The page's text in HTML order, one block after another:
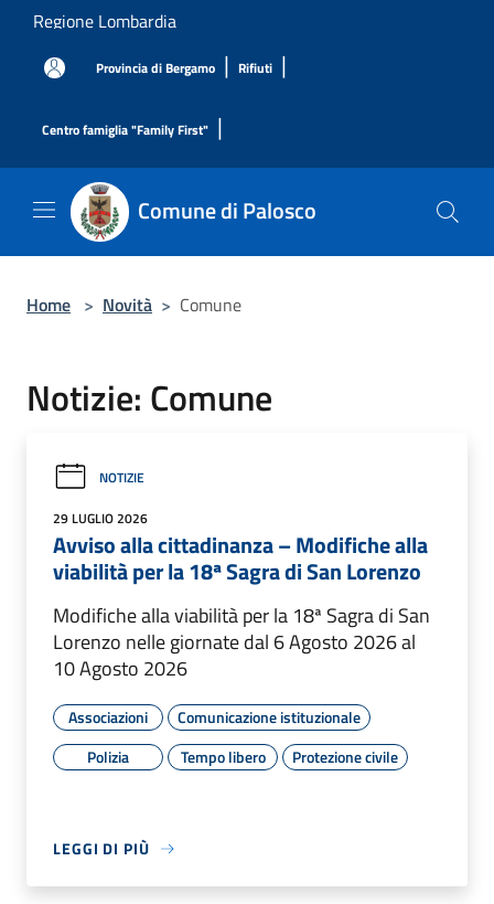
Salta al contenuto principale
Regione Lombardia
Provincia di Bergamo | Rifiuti |
Centro famiglia "Family First" |
Comune di Palosco
Home > Novità > Comune
Notizie: Comune
NOTIZIE
29 LUGLIO 2026
Avviso alla cittadinanza – Modifiche alla
viabilità per la 18ª Sagra di San Lorenzo
Modifiche alla viabilità per la 18ª Sagra di San
Lorenzo nelle giornate dal 6 Agosto 2026 al
10 Agosto 2026
Associazioni
Comunicazione istituzionale
Polizia
Tempo libero Protezione civile
LEGGI DI PIÙ